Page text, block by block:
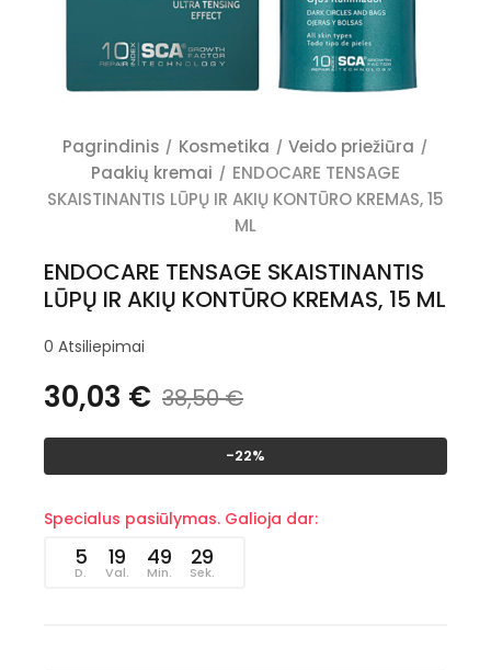
Pagrindinis Kosmetika
Veido priežiūra
Paakių kremai
ENDOCARE TENSAGE
SKAISTINANTIS LŪPŲ IR AKIŲ KONTŪRO KREMAS, 15
ML
ENDOCARE TENSAGE SKAISTINANTIS
LŪPŲ IR AKIŲ KONTŪRO KREMAS, 15 ML
0 Atsiliepimai
30,03 € 38,50 €
-22%
Specialus pasiūlymas. Galioja dar:
5
D.
19
Val.
49
Min.
28
Sek.